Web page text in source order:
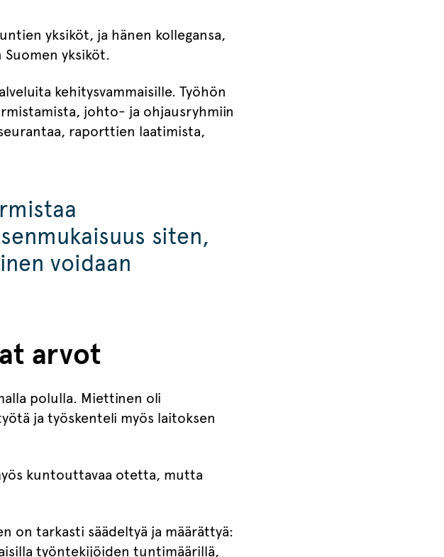
yksiköt, ja hänen kollegansa,
yksiköt.
kehitysvammaisille. Työhön
johto- ja ohjausryhmiin
raporttien laatimista,
siten,
voidaan
arvot
polulla. Miettinen oli
ja työskenteli myös laitoksen
kuntouttavaa otetta, mutta
on tarkasti säädeltyä ja määrättyä:
työntekijöiden tuntimäärillä,